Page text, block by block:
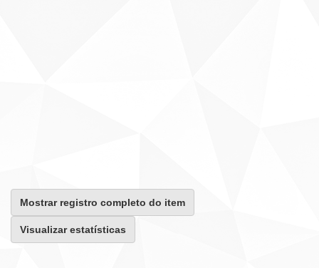
Mostrar registro completo do item
Visualizar estatísticas